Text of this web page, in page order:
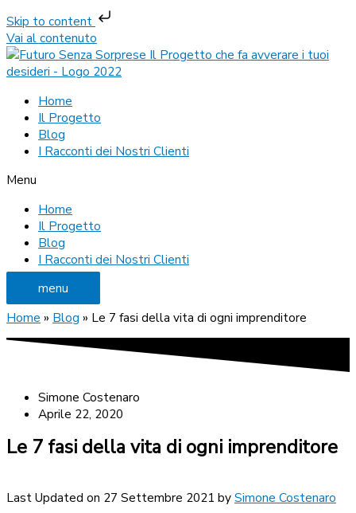
Skip to content
Vai al contenuto
Home
Il Progetto
Blog
I Racconti dei Nostri Clienti
Menu
Home
Il Progetto
Blog
I Racconti dei Nostri Clienti
menu
Home » Blog » Le 7 fasi della vita di ogni imprenditore
Simone Costenaro
Aprile 22, 2020
Le 7 fasi della vita di ogni imprenditore
Last Updated on 27 Settembre 2021 bySimone Costenaro